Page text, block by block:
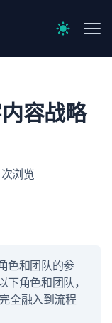
Switch
容战略
次浏览
色和团队的参
角色和团队，
全融入到流程